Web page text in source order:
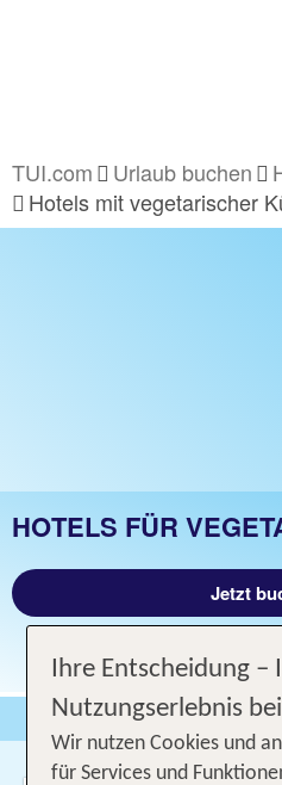
TUI.com Urlaub buchen
Hotels mit vegetarischer
HOTELS FÜR
Jetzt
Pauschalreise
DEALS
Flug
Ihre Entscheidung –
Nutzungserlebnis
Wir nutzen Cookies und
für Services und